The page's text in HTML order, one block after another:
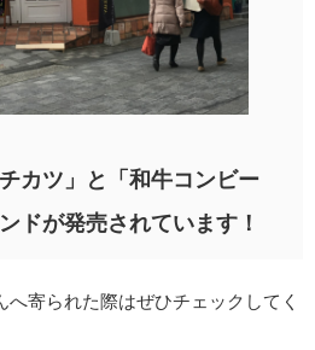
カツ」と「和牛コンビー
ドが発売されています！
寄られた際はぜひチェックしてく